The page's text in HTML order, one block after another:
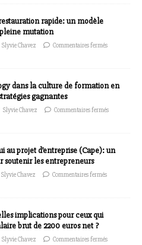
rapide: un modèle
mutation
Slyvie Chavez Commentaires fermés
dans la culture de formation en
gagnantes
Slyvie Chavez Commentaires fermés
au projet d’entreprise (Cape): un
soutenir les entrepreneurs
Slyvie Chavez Commentaires fermés
implications pour ceux qui
brut de 2200 euros net ?
Slyvie Chavez Commentaires fermés